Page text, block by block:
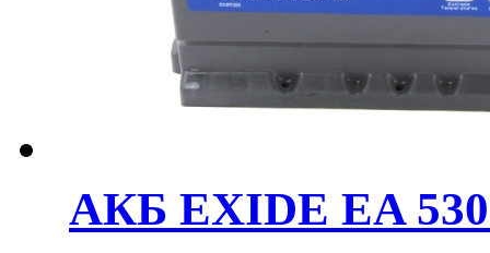
АКБ EXIDE EA